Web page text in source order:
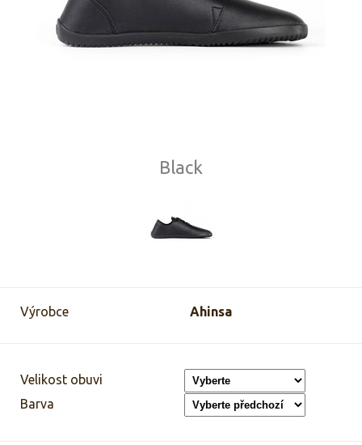
Black
Výrobce Ahinsa
Velikost obuvi
Barva